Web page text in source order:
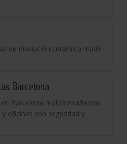
de nivelación cerámica made
Barcelona
Barcelona realiza mudanzas
oficinas con seguridad y